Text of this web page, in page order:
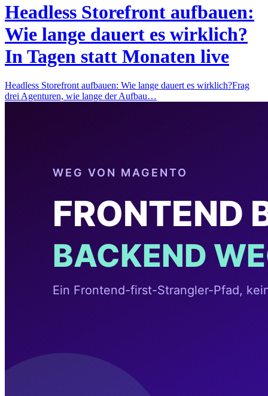
Headless Storefront aufbauen:
Wie lange dauert es wirklich?
In Tagen statt Monaten live
Headless Storefront aufbauen: Wie lange dauert es wirklich?Frag
drei Agenturen, wie lange der Aufbau…